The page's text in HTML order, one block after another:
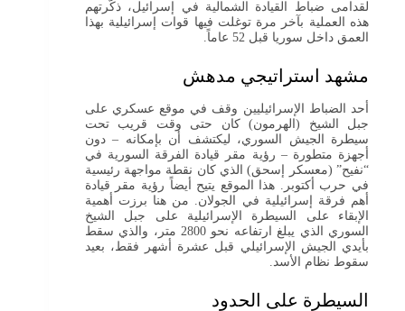
لقدامى ضباط القيادة الشمالية في إسرائيل، ذكّرتهم
هذه العملية بآخر مرة توغلت فيها قوات إسرائيلية بهذا
العمق داخل سوريا قبل 52 عاماً.
مشهد استراتيجي مدهش
أحد الضباط الإسرائيليين وقف في موقع عسكري على
جبل الشيخ (الهرمون) كان حتى وقت قريب تحت
سيطرة الجيش السوري، ليكتشف أن بإمكانه – دون
أجهزة متطورة – رؤية مقر قيادة الفرقة السورية في
“نفيح” (معسكر إسحق) الذي كان نقطة مواجهة رئيسية
في حرب أكتوبر. هذا الموقع يتيح أيضاً رؤية مقر قيادة
أهم فرقة إسرائيلية في الجولان. من هنا برزت أهمية
الإبقاء على السيطرة الإسرائيلية على جبل الشيخ
السوري الذي يبلغ ارتفاعه نحو 2800 متر، والذي سقط
بأيدي الجيش الإسرائيلي قبل عشرة أشهر فقط، بعيد
سقوط نظام الأسد.
السيطرة على الحدود